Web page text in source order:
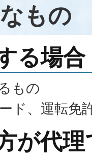
もの
る場合
もの
ド、運転免
が代